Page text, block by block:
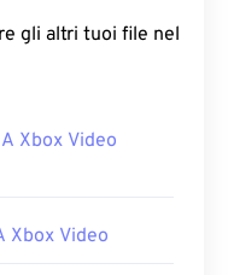
registrazioni TV
Nel 2008 (con
MS?
ancora i file
gli altri tuoi file nel
A Xbox Video
Xbox Video